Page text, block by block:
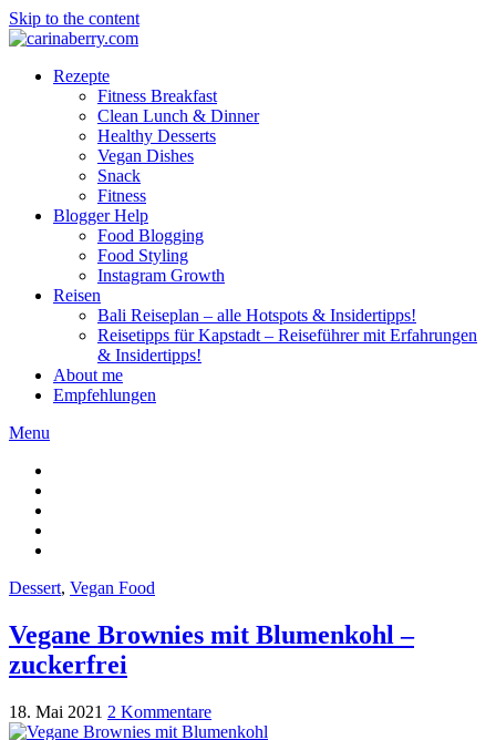
Skip to the content
Rezepte
Fitness Breakfast
Clean Lunch & Dinner
Healthy Desserts
Vegan Dishes
Snack
Fitness
Blogger Help
Food Blogging
Food Styling
Instagram Growth
Reisen
Bali Reiseplan – alle Hotspots & Insidertipps!
Reisetipps für Kapstadt – Reiseführer mit Erfahrungen
& Insidertipps!
About me
Empfehlungen
Menu
Dessert, Vegan Food
Vegane Brownies mit Blumenkohl –
zuckerfrei
18. Mai 2021 2 Kommentare